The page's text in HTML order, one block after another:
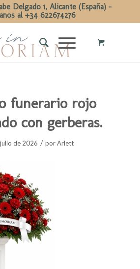
Delgado 1, Alicante (España) -
al +34 622674276
funerario rojo
con gerberas.
de 2026 / porArlett